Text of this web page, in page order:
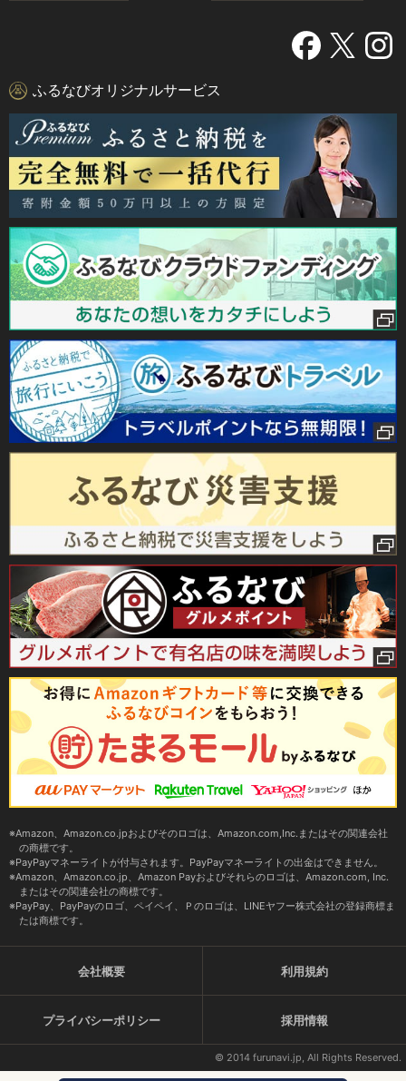
ふるなびオリジナルサービス
Amazon、Amazon.co.jpおよびそのロゴは、Amazon.com,Inc.またはその関連会社
の商標です。
PayPayマネーライトが付与されます。PayPayマネーライトの出金はできません。
Amazon、Amazon.co.jp、Amazon Payおよびそれらのロゴは、Amazon.com, Inc.
またはその関連会社の商標です。
PayPay、PayPayのロゴ、ペイペイ、Ｐのロゴは、LINEヤフー株式会社の登録商標ま
たは商標です。
会社概要 利用規約
プライバシーポリシー 採用情報
© 2014 furunavi.jp, All Rights Reserved.